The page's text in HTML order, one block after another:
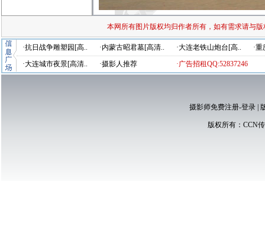
本网所有图片版权均归作者所有，如有需求请与
·抗日战争雕塑园[高.. ·内蒙古昭君墓[高清.. ·大连老铁山炮台[高..
·
·大连城市夜景[高清..
·摄影人推荐 ·广告招租QQ:52837246
摄影师免费注册-登录|
版权所有： CCN